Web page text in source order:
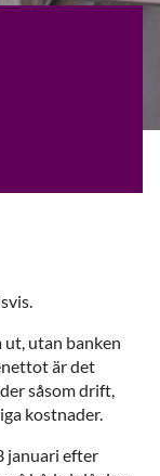
utan banken
är det
såsom drift,
kostnader.
januari efter